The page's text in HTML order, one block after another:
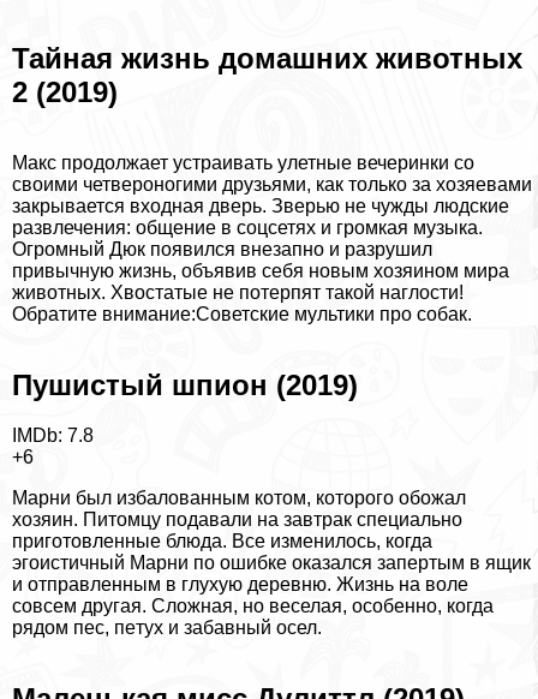
Тайная жизнь домашних животных
2 (2019)
Макс продолжает устраивать улетные вечеринки со
своими четвероногими друзьями, как только за хозяевами
закрывается входная дверь. Зверью не чужды людские
развлечения: общение в соцсетях и громкая музыка.
Огромный Дюк появился внезапно и разрушил
привычную жизнь, объявив себя новым хозяином мира
животных. Хвостатые не потерпят такой наглости!
Обратите внимание:Советские мультики про собак.
Пушистый шпион (2019)
IMDb: 7.8
+6
Марни был избалованным котом, которого обожал
хозяин. Питомцу подавали на завтpaк специально
приготовленные блюда. Все изменилось, когда
эгоистичный Марни по ошибке оказался запертым в ящик
и отправленным в глухую деревню. Жизнь на воле
совсем другая. Сложная, но веселая, особенно, когда
рядом пес, пeтyx и забавный осел.